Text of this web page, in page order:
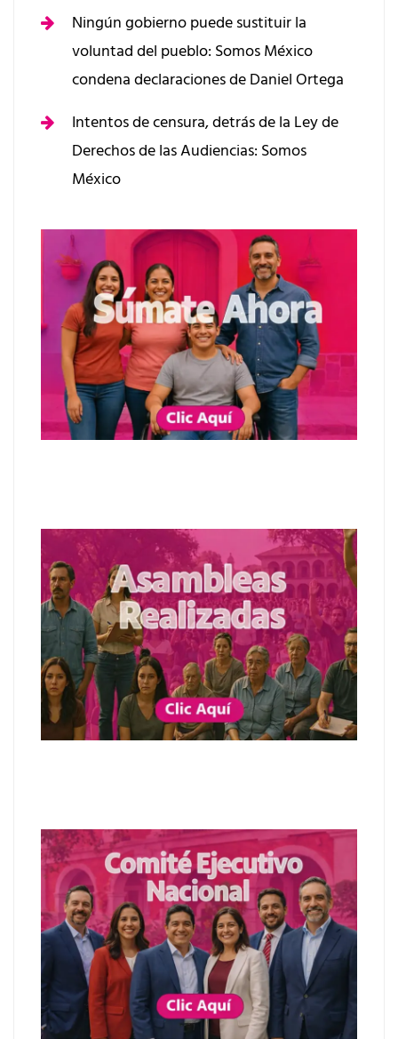
Ningún gobierno puede sustituir la
voluntad del pueblo: Somos México
condena declaraciones de Daniel Ortega
Intentos de censura, detrás de la Ley de
Derechos de las Audiencias: Somos
México